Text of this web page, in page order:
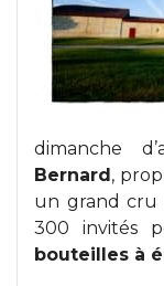
dimanche
Bernard,
un grand cru
300 invités
bouteilles à